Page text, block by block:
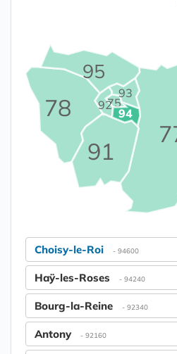
75
78
91
92
93
94
95
Choisy-le-Roi - 94600
Haÿ-les-Roses - 94240
Bourg-la-Reine - 92340
Antony - 92160